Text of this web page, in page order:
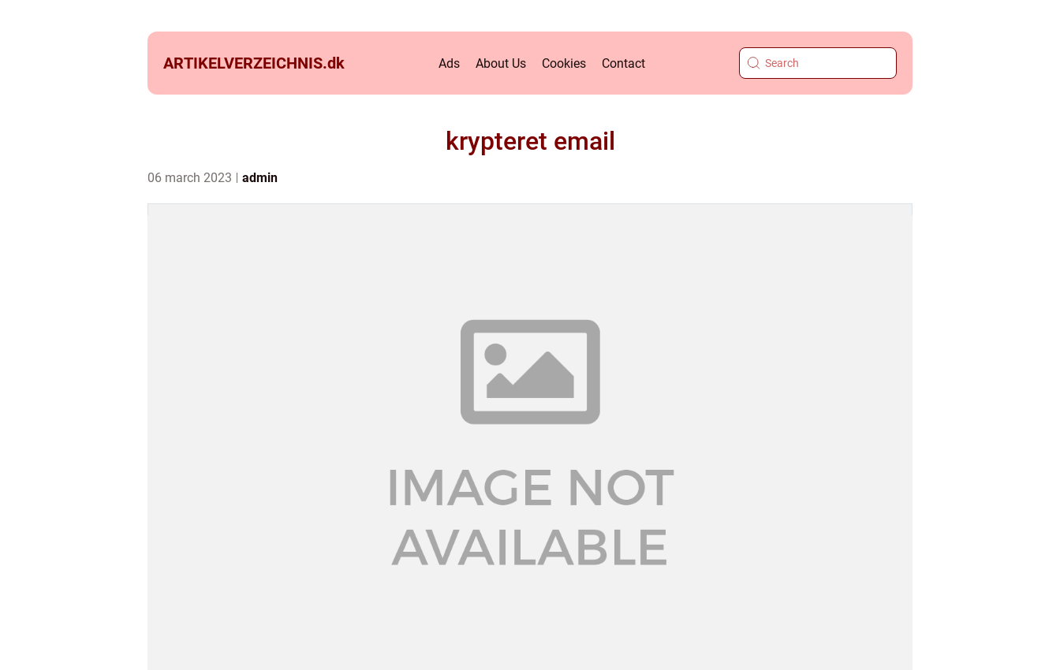
ARTIKELVERZEICHNIS.dk Ads About Us Cookies Contact
krypteret email
06 march 2023 admin